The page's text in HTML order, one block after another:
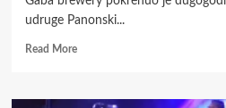
udruge Panonski...
Read MoreRead
GABA